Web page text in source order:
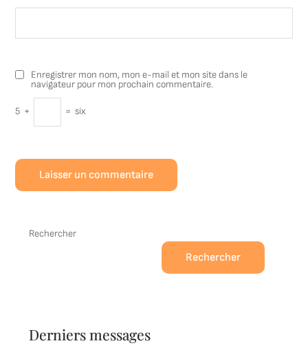
Enregistrer mon nom, mon e-mail et mon site dans le
navigateur pour mon prochain commentaire.
5 + = six
Rechercher
Rechercher
Derniers messages